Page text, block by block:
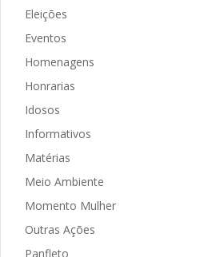
Eleições
Eventos
Homenagens
Honrarias
Idosos
Informativos
Matérias
Meio Ambiente
Momento Mulher
Outras Ações
Panfleto